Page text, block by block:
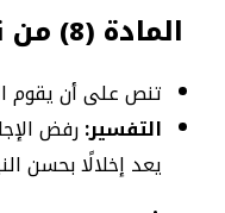
المادة (8) من نظام العمل
تنص على أن يقوم
التفسير:رفض
يعد إخلالًا بحسن